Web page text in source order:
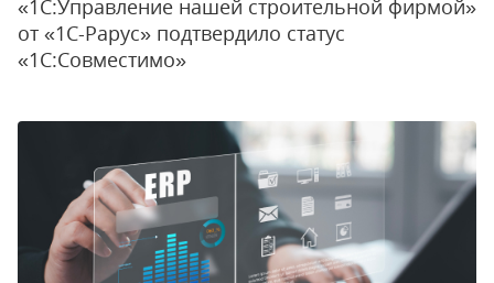
«1С:Управление нашей строительной фирмой»
от «1С-Рарус» подтвердило статус
«1С:Совместимо»